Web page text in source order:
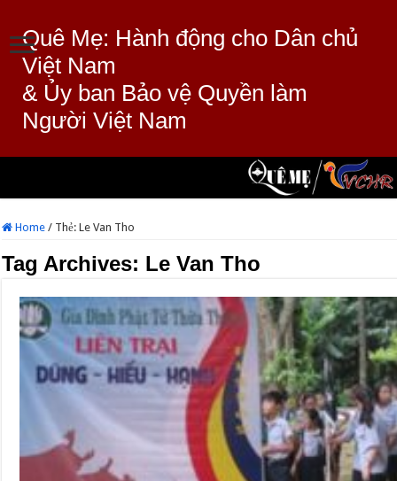
Quê Mẹ: Hành động cho Dân chủ
Việt Nam
& Ủy ban Bảo vệ Quyền làm
Người Việt Nam
Home / Thẻ:Le Van Tho
Tag Archives: Le Van Tho